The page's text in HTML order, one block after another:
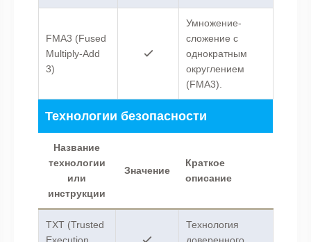
FMA3 (Fused
Multiply-Add
3)
Умножение-
сложение с
однократным
округлением
(FMA3).
Технологии безопасности
Название
технологии
или
инструкции
Значение
Краткое
описание
TXT (Trusted
Технология